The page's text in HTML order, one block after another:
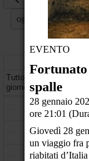
oggi
2021
Tutto il
giorno
08
09
EVENTO
Fortunato
spalle
28 gennaio
ore 21:01
Giovedì 28
un viaggio fra
riabitati